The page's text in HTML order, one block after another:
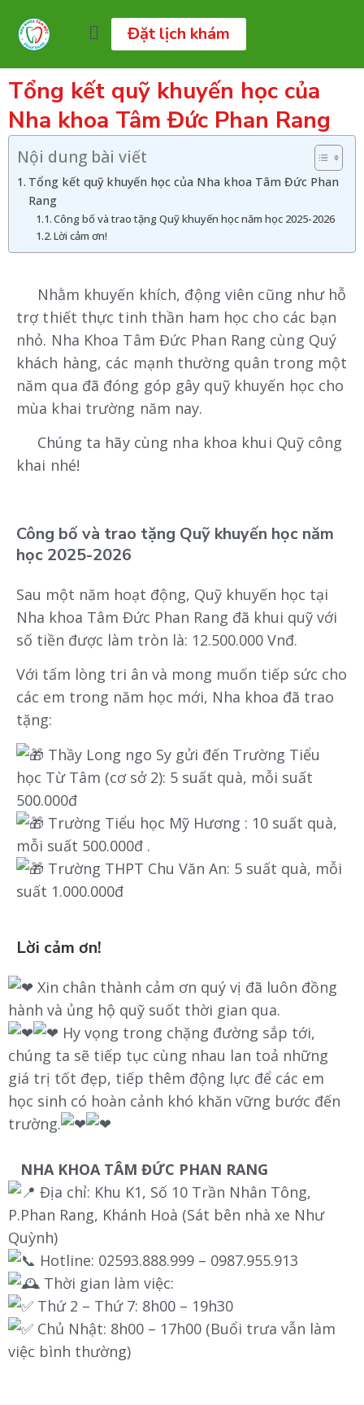
Đặt lịch khám
Tổng kết quỹ khuyến học của
Nha khoa Tâm Đức Phan Rang
Nội dung bài viết
Tổng kết quỹ khuyến học của Nha khoa Tâm Đức Phan
Rang
Công bố và trao tặng Quỹ khuyến học năm học 2025-2026
Lời cảm ơn!
Nhằm khuyến khích, động viên cũng như hỗ
trợ thiết thực tinh thần ham học cho các bạn
nhỏ. Nha Khoa Tâm Đức Phan Rang cùng Quý
khách hàng, các mạnh thường quân trong một
năm qua đã đóng góp gây quỹ khuyến học cho
mùa khai trường năm nay.
Chúng ta hãy cùng nha khoa khui Quỹ công
khai nhé!
Công bố và trao tặng Quỹ khuyến học năm
học 2025-2026
Sau một năm hoạt động, Quỹ khuyến học tại
Nha khoa Tâm Đức Phan Rang đã khui quỹ với
số tiền được làm tròn là: 12.500.000 Vnđ.
Với tấm lòng tri ân và mong muốn tiếp sức cho
các em trong năm học mới, Nha khoa đã trao
tặng:
Thầy Long ngo Sy gửi đến Trường Tiểu
học Từ Tâm (cơ sở 2): 5 suất quà, mỗi suất
500.000đ
Trường Tiểu học Mỹ Hương : 10 suất quà,
mỗi suất 500.000đ .
Trường THPT Chu Văn An: 5 suất quà, mỗi
suất 1.000.000đ
Lời cảm ơn!
Xin chân thành cảm ơn quý vị đã luôn đồng
hành và ủng hộ quỹ suốt thời gian qua.
Hy vọng trong chặng đường sắp tới,
chúng ta sẽ tiếp tục cùng nhau lan toả những
giá trị tốt đẹp, tiếp thêm động lực để các em
học sinh có hoàn cảnh khó khăn vững bước đến
trường.
NHA KHOA TÂM ĐỨC PHAN RANG
Địa chỉ: Khu K1, Số 10 Trần Nhân Tông,
P.Phan Rang, Khánh Hoà (Sát bên nhà xe Như
Quỳnh)
Hotline: 02593.888.999 – 0987.955.913
Thời gian làm việc:
Thứ 2 – Thứ 7: 8h00 – 19h30
Chủ Nhật: 8h00 – 17h00 (Buổi trưa vẫn làm
việc bình thường)